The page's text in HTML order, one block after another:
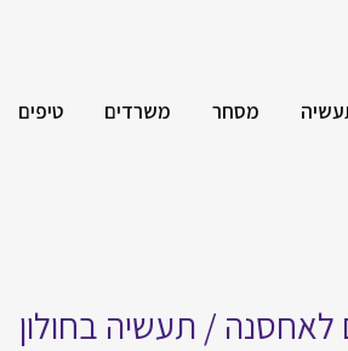
מסחר משרדים טיפים
/ תעשיה בחולון